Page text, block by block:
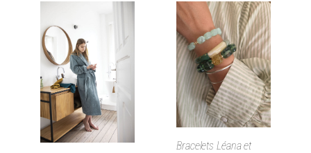
Bracelets Léana et